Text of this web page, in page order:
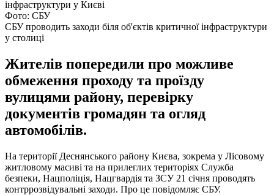
Фото: СБУ
СБУ проводить заходи біля об'єктів критичної інфраструктури
у столиці
Жителів попередили про можливе
обмеження проходу та проїзду
вулицями району, перевірку
документів громадян та огляд
автомобілів.
На території Деснянського району Києва, зокрема у Лісовому
житловому масиві та на прилеглих територіях Служба
безпеки, Нацполіція, Нацгвардія та ЗСУ 21 січня проводять
контррозвідувальні заходи. Про це повідомляє СБУ.